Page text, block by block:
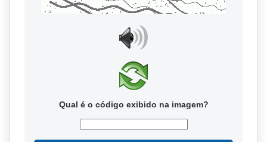
Qual é o código exibido na imagem?